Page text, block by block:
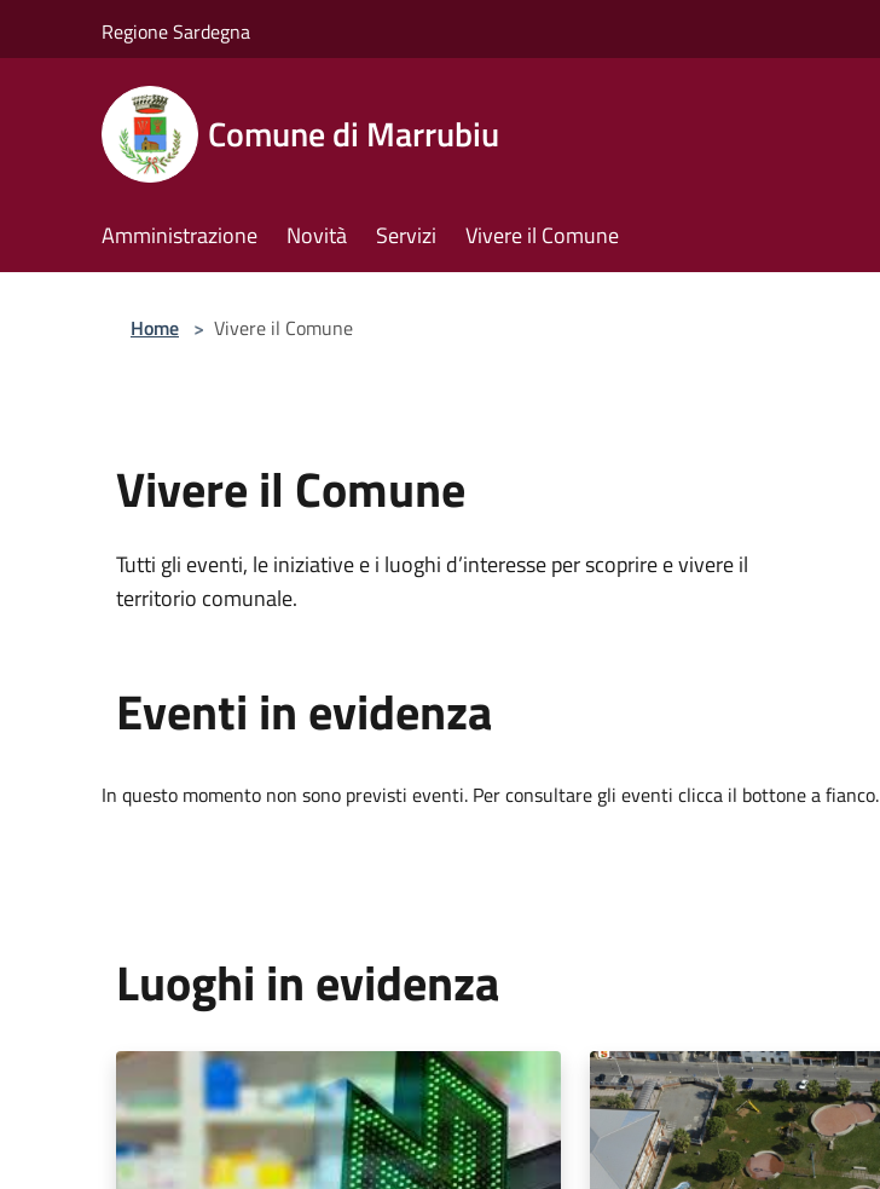
Regione Sardegna
Comune di Marrubiu
Amministrazione Novità Servizi Vivere il Comune
Home > Vivere il Comune
Vivere il Comune
Tutti gli eventi, le iniziative e i luoghi d’interesse per scoprire e vivere il
territorio comunale.
Eventi in evidenza
In questo momento non sono previsti eventi. Per consultare gli eventi clicca il bottone a fianco.
Luoghi in evidenza